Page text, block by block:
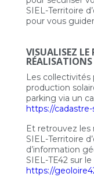
SIEL-Territoire
pour vous
VISUALISEZ LE
Les
production
parking via un
https://cadastre-
Et retrouvez les
SIEL-Territoire
d’information
SIEL-TE42 sur
https://